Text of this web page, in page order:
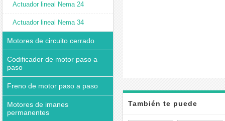
Actuador lineal Nema 24
Actuador lineal Nema 34
Motores de circuito cerrado
Codificador de motor paso a
paso
Freno de motor paso a paso
Motores de imanes
permanentes
También te puede